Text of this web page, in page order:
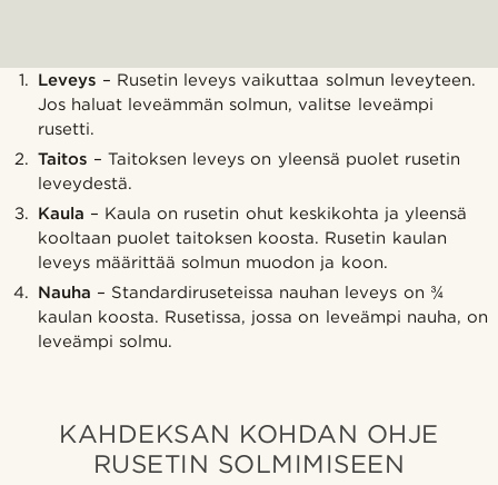
Leveys – Rusetin leveys vaikuttaa solmun leveyteen.
Jos haluat leveämmän solmun, valitse leveämpi
rusetti.
Taitos – Taitoksen leveys on yleensä puolet rusetin
leveydestä.
Kaula – Kaula on rusetin ohut keskikohta ja yleensä
kooltaan puolet taitoksen koosta. Rusetin kaulan
leveys määrittää solmun muodon ja koon.
Nauha – Standardiruseteissa nauhan leveys on ¾
kaulan koosta. Rusetissa, jossa on leveämpi nauha, on
leveämpi solmu.
KAHDEKSAN KOHDAN OHJE
RUSETIN SOLMIMISEEN